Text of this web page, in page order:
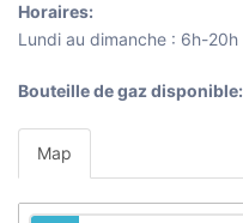
Horaires:
Lundi au dimanche : 6h-20h
Bouteille de gaz disponible:
Map